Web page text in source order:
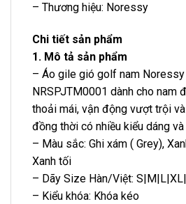
– Thương hiệu: Noressy
Chi tiết sản phẩm
1. Mô tả sản phẩm
– Áo gile gió golf nam
NRSPJTM0001 dành cho nam
thoải mái, vận động vượt trội
đồng thời có nhiều kiểu dáng và
– Màu sắc: Ghi xám ( Grey),
Xanh tối
– Dãy Size Hàn/Việt:
– Kiểu khóa: Khóa kéo